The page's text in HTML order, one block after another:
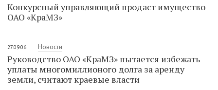
Конкурсный управляющий продаст имущество
ОАО «КраМЗ»
27.09.06 Новости
Руководство ОАО «КраМЗ» пытается избежать
уплаты многомиллионого долга за аренду
земли, считают краевые власти